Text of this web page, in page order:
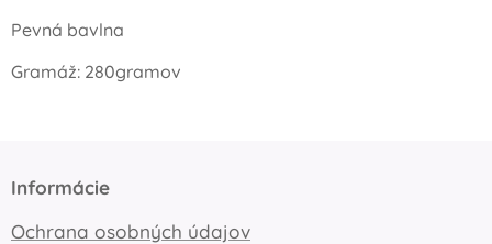
Pevná bavlna
Gramáž: 280gramov
Informácie
Ochrana osobných údajov